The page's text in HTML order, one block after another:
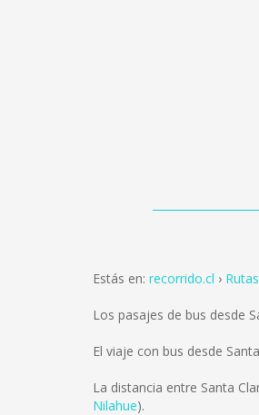
Estás en: recorrido.cl Rutas
Los pasajes de bus desde
El viaje con bus desde
La distancia entre Santa
Nilahue).